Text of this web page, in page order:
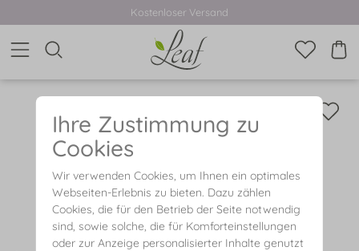
Kostenloser Versand
Ihre Zustimmung zu
Cookies
Wir verwenden Cookies, um Ihnen ein optimales
Webseiten-Erlebnis zu bieten. Dazu zählen
Cookies, die für den Betrieb der Seite notwendig
sind, sowie solche, die für Komforteinstellungen
oder zur Anzeige personalisierter Inhalte genutzt